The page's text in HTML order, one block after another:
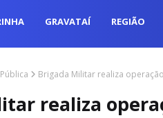
GRAVATAÍ REGIÃO
Brigada Militar realiza
realiza